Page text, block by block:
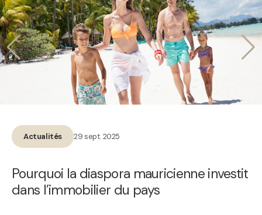
Actualités 29 sept. 2025
Pourquoi la diaspora mauricienne investit
dans l’immobilier du pays